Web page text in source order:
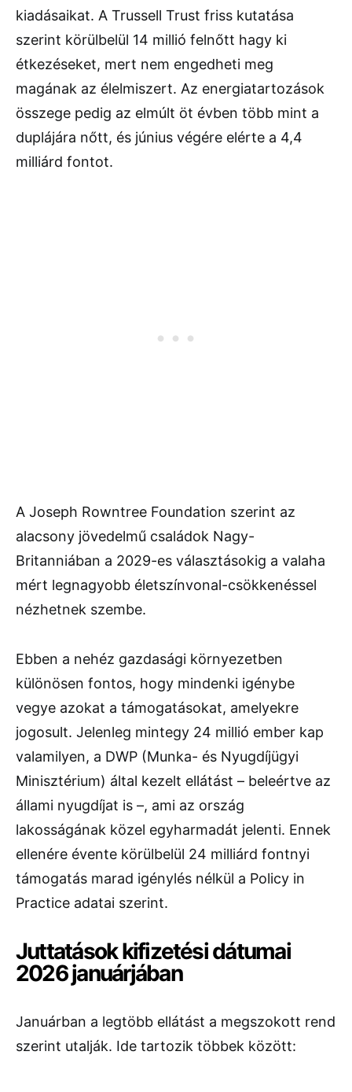
kiadásaikat. A Trussell Trust friss kutatása
szerint körülbelül 14 millió felnőtt hagy ki
étkezéseket, mert nem engedheti meg
magának az élelmiszert. Az energiatartozások
összege pedig az elmúlt öt évben több mint a
duplájára nőtt, és június végére elérte a 4,4
milliárd fontot.
A Joseph Rowntree Foundation szerint az
alacsony jövedelmű családok Nagy-
Britanniában a 2029-es választásokig a valaha
mért legnagyobb életszínvonal-csökkenéssel
nézhetnek szembe.
Ebben a nehéz gazdasági környezetben
különösen fontos, hogy mindenki igénybe
vegye azokat a támogatásokat, amelyekre
jogosult. Jelenleg mintegy 24 millió ember kap
valamilyen, a DWP (Munka- és Nyugdíjügyi
Minisztérium) által kezelt ellátást – beleértve az
állami nyugdíjat is –, ami az ország
lakosságának közel egyharmadát jelenti. Ennek
ellenére évente körülbelül 24 milliárd fontnyi
támogatás marad igénylés nélkül a Policy in
Practice adatai szerint.
Juttatások kifizetési dátumai
2026 januárjában
Januárban a legtöbb ellátást a megszokott rend
szerint utalják. Ide tartozik többek között: